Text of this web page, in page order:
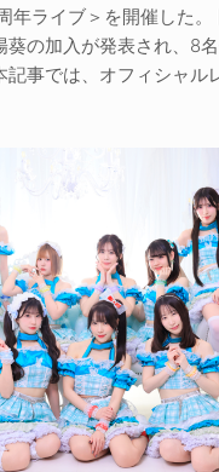
年ライブ＞を開催した。
葵の加入が発表され、8
記事では、オフィシャル